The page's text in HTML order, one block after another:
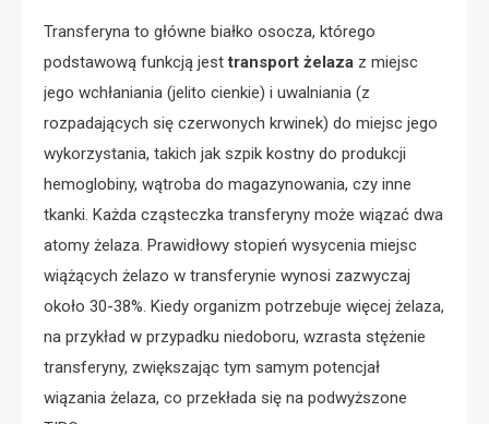
Transferyna to główne białko osocza, którego
podstawową funkcją jesttransport żelaza z miejsc
jego wchłaniania (jelito cienkie) i uwalniania (z
rozpadających się czerwonych krwinek) do miejsc jego
wykorzystania, takich jak szpik kostny do produkcji
hemoglobiny, wątroba do magazynowania, czy inne
tkanki. Każda cząsteczka transferyny może wiązać dwa
atomy żelaza. Prawidłowy stopień wysycenia miejsc
wiążących żelazo w transferynie wynosi zazwyczaj
około 30-38%. Kiedy organizm potrzebuje więcej żelaza,
na przykład w przypadku niedoboru, wzrasta stężenie
transferyny, zwiększając tym samym potencjał
wiązania żelaza, co przekłada się na podwyższone